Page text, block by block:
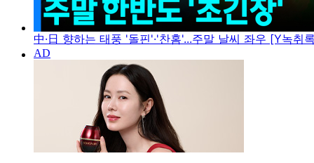
中·日 향하는 태풍 '돌핀'·'찬홈'...주말 날씨 좌우 [Y녹취